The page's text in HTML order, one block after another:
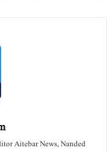
Aitebar News, Nanded